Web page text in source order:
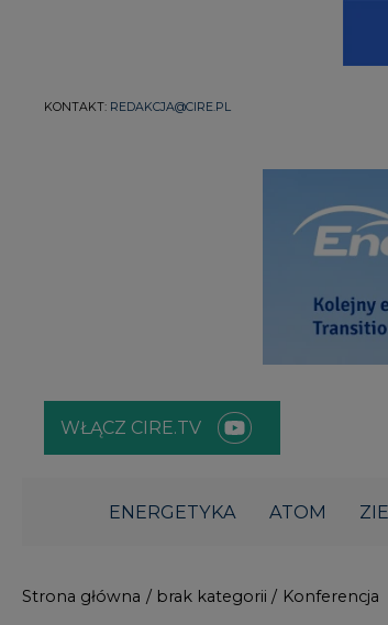
KONTAKT: REDAKCJA@CIRE.PL
WŁĄCZ CIRE.TV
ENERGETYKA ATOM
Strona główna / brak kategorii / Konferencja